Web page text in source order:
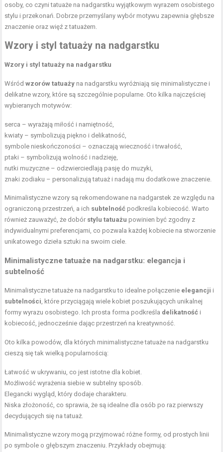
osoby, co czyni tatuaże na nadgarstku wyjątkowym wyrazem osobistego
stylu i przekonań. Dobrze przemyślany wybór motywu zapewnia głębsze
znaczenie oraz więź z tatuażem.
Wzory i styl tatuaży na nadgarstku
Wzory i styl tatuaży na nadgarstku
Wśródwzorów tatuaży na nadgarstku wyróżniają się minimalistyczne i
delikatne wzory, które są szczególnie popularne. Oto kilka najczęściej
wybieranych motywów:
serca – wyrażają miłość i namiętność,
kwiaty – symbolizują piękno i delikatność,
symbole nieskończoności – oznaczają wieczność i trwałość,
ptaki – symbolizują wolność i nadzieję,
nutki muzyczne – odzwierciedlają pasję do muzyki,
znaki zodiaku – personalizują tatuaż i nadają mu dodatkowe znaczenie.
Minimalistyczne wzory są rekomendowane na nadgarstek ze względu na
ograniczoną przestrzeń, a ich subtelność podkreśla kobiecość. Warto
również zauważyć, że dobór stylu tatuażu powinien być zgodny z
indywidualnymi preferencjami, co pozwala każdej kobiecie na stworzenie
unikatowego dzieła sztuki na swoim ciele.
Minimalistyczne tatuaże na nadgarstku: elegancja i
subtelność
Minimalistyczne tatuaże na nadgarstku to idealne połączenie elegancji i
subtelności , które przyciągają wiele kobiet poszukujących unikalnej
formy wyrazu osobistego. Ich prosta forma podkreśla delikatność i
kobiecość, jednocześnie dając przestrzeń na kreatywność.
Oto kilka powodów, dla których minimalistyczne tatuaże na nadgarstku
cieszą się tak wielką popularnością:
Łatwość w ukrywaniu, co jest istotne dla kobiet.
Możliwość wyrażenia siebie w subtelny sposób.
Elegancki wygląd, który dodaje charakteru.
Niska złożoność, co sprawia, że są idealne dla osób po raz pierwszy
decydujących się na tatuaż.
Minimalistyczne wzory mogą przyjmować różne formy, od prostych linii
po symbole o głębszym znaczeniu. Przykłady obejmują: